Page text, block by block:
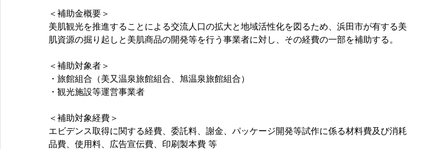
＜補助金概要＞
美肌観光を推進することによる交流人口の拡大と地域活性化を図るため、浜田市が有する美
肌資源の掘り起しと美肌商品の開発等を行う事業者に対し、その経費の一部を補助する。
＜補助対象者＞
・旅館組合（美又温泉旅館組合、旭温泉旅館組合）
・観光施設等運営事業者
＜補助対象経費＞
エビデンス取得に関する経費、委託料、謝金、パッケージ開発等試作に係る材料費及び消耗
品費、使用料、広告宣伝費、印刷製本費 等